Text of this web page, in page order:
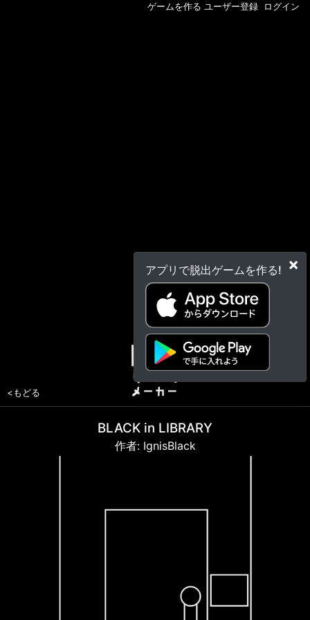
×
アプリで脱出ゲームを作る!
ゲームを作る ユーザー登録 ログイン
<もどる
BLACK in LIBRARY
作者: IgnisBlack